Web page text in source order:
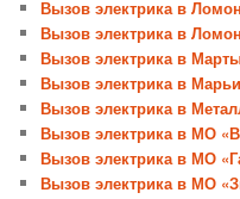
Вызов электрика в
Вызов электрика в
Вызов электрика в
Вызов электрика в
Вызов электрика в
Вызов электрика в МО
Вызов электрика в МО
Вызов электрика в МО